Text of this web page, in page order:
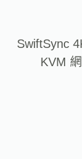
SwiftSync
KVM